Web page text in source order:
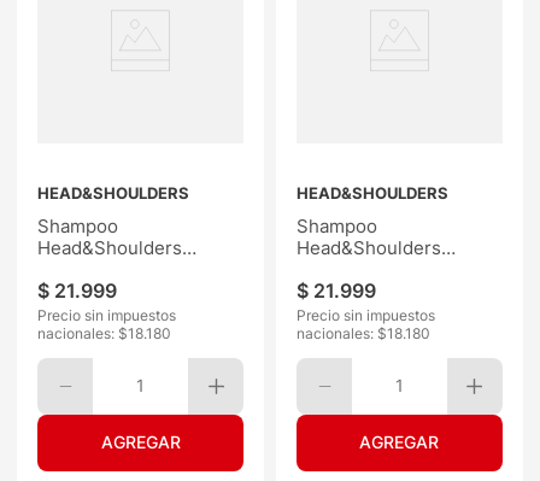
HEAD&SHOULDERS
Shampoo
Head&Shoulders
$ 21.999
Precio sin impuestos
nacionales: $18.180
1
HEAD&SHOULDERS
Shampoo
Head&Shoulders
$ 21.999
Precio sin impuestos
nacionales: $18.180
1